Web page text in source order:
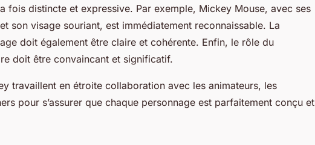
fois distincte et expressive. Par exemple, Mickey Mouse, avec ses
son visage souriant, est immédiatement reconnaissable. La
doit également être claire et cohérente. Enfin, le rôle du
doit être convaincant et significatif.
travaillent en étroite collaboration avec les animateurs, les
pour s’assurer que chaque personnage est parfaitement conçu et